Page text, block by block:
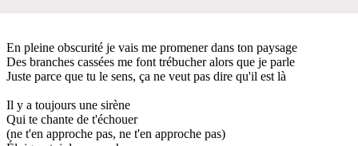
En pleine obscurité je vais me promener dans ton paysage
Des branches cassées me font trébucher alors que je parle
Juste parce que tu le sens, ça ne veut pas dire qu'il est là
Il y a toujours une sirène
Qui te chante de t'échouer
(ne t'en approche pas, ne t'en approche pas)